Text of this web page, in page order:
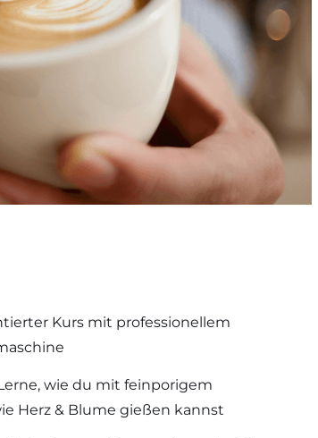
Kurs mit professionellem
wie du mit feinporigem
Herz & Blume gießen kannst